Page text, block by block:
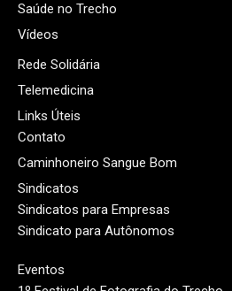
Saúde no Trecho
Vídeos
Rede Solidária
Telemedicina
Links Úteis
Contato
Caminhoneiro Sangue Bom
Sindicatos
Sindicatos para Empresas
Sindicato para Autônomos
Eventos